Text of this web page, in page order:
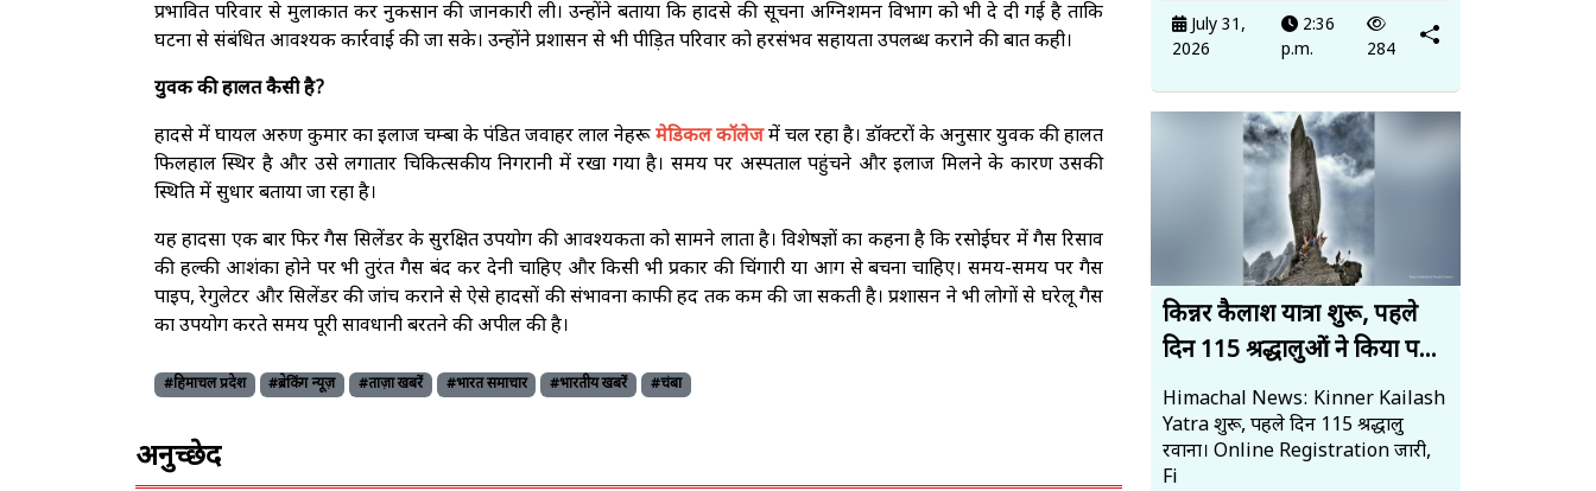
प्रभावित परिवार से मुलाकात कर नुकसान की जानकारी ली। उन्होंने बताया कि हादसे की सूचना अग्निशमन विभाग को भी दे दी गई है ताकि
घटना से संबंधित आवश्यक कार्रवाई की जा सके। उन्होंने प्रशासन से भी पीड़ित परिवार को हरसंभव सहायता उपलब्ध कराने की बात कही।
युवक की हालत कैसी है?
हादसे में घायल अरुण कुमार का इलाज चम्बा के पंडित जवाहर लाल नेहरूमेडिकल कॉलेजमें चल रहा है। डॉक्टरों के अनुसार युवक की हालत
फिलहाल स्थिर है और उसे लगातार चिकित्सकीय निगरानी में रखा गया है। समय पर अस्पताल पहुंचने और इलाज मिलने के कारण उसकी
स्थिति में सुधार बताया जा रहा है।
यह हादसा एक बार फिर गैस सिलेंडर के सुरक्षित उपयोग की आवश्यकता को सामने लाता है। विशेषज्ञों का कहना है कि रसोईघर में गैस रिसाव
की हल्की आशंका होने पर भी तुरंत गैस बंद कर देनी चाहिए और किसी भी प्रकार की चिंगारी या आग से बचना चाहिए। समय-समय पर गैस
पाइप, रेगुलेटर और सिलेंडर की जांच कराने से ऐसे हादसों की संभावना काफी हद तक कम की जा सकती है। प्रशासन ने भी लोगों से घरेलू गैस
का उपयोग करते समय पूरी सावधानी बरतने की अपील की है।
#हिमाचल प्रदेश #ब्रेकिंग न्यूज़ #ताज़ा खबरें #भारत समाचार #भारतीय खबरें #चंबा
अनुच्छेद
July 31,
2026
2:36
p.m.
284
किन्नर कैलाश यात्रा शुरू, पहले
दिन 115 श्रद्धालुओं ने किया प...
Himachal News: Kinner Kailash
Yatra शुरू, पहले दिन 115 श्रद्धालु
रवाना। Online Registration जारी,
Fi